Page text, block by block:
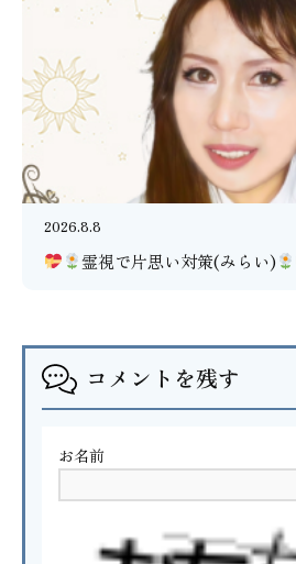
2026.8.8
霊視で片思い対策(みらい)
コメントを残す
お名前